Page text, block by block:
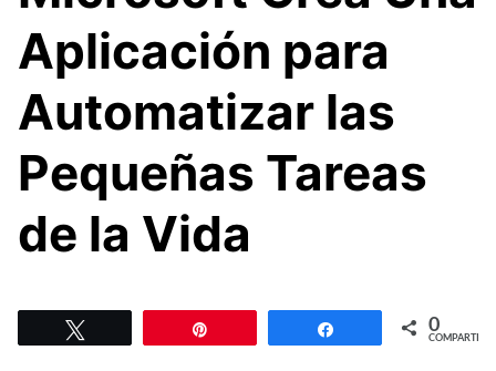
Aplicación para
Automatizar las
Pequeñas Tareas
de la Vida
Compartir 0
COMPARTIR